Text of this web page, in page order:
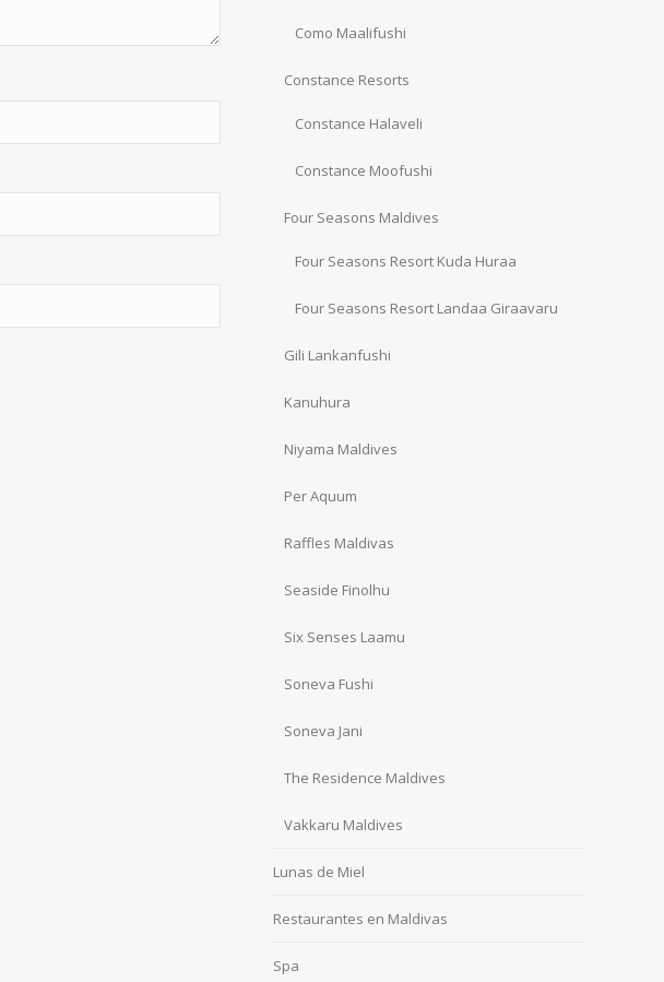
Como Maalifushi
Constance Resorts
Constance Halaveli
Constance Moofushi
Four Seasons Maldives
Four Seasons Resort Kuda Huraa
Four Seasons Resort Landaa Giraavaru
Gili Lankanfushi
Kanuhura
Niyama Maldives
Per Aquum
Raffles Maldivas
Seaside Finolhu
Six Senses Laamu
Soneva Fushi
Soneva Jani
The Residence Maldives
Vakkaru Maldives
Lunas de Miel
Restaurantes en Maldivas
Spa